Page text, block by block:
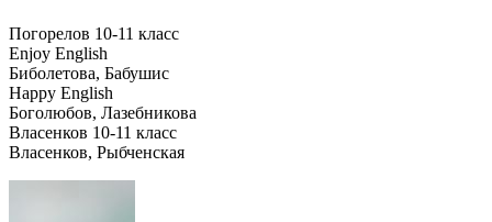
Погорелов 10-11 класс
Enjoy English
Биболетова, Бабушис
Happy English
Боголюбов, Лазебникова
Власенков 10-11 класс
Власенков, Рыбченская